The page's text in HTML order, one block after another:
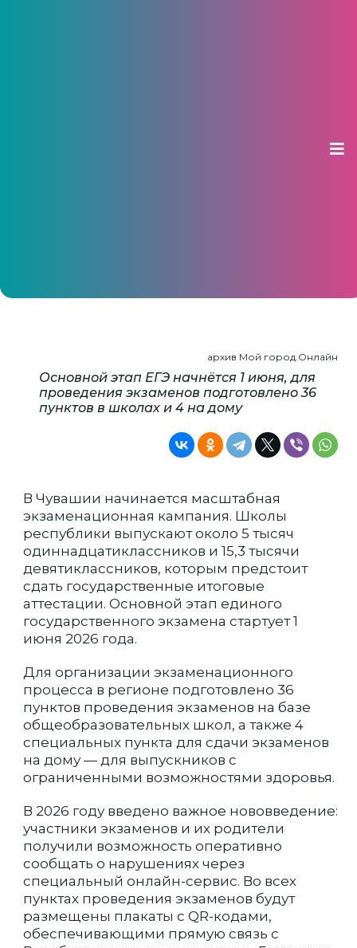
архив Мой город.Онлайн
Основной этап ЕГЭ начнётся 1 июня, для
проведения экзаменов подготовлено 36
пунктов в школах и 4 на дому
В Чувашии начинается масштабная
экзаменационная кампания. Школы
республики выпускают около 5 тысяч
одиннадцатиклассников и 15,3 тысячи
девятиклассников, которым предстоит
сдать государственные итоговые
аттестации. Основной этап единого
государственного экзамена стартует 1
июня 2026 года.
Для организации экзаменационного
процесса в регионе подготовлено 36
пунктов проведения экзаменов на базе
общеобразовательных школ, а также 4
специальных пункта для сдачи экзаменов
на дому — для выпускников с
ограниченными возможностями здоровья.
В 2026 году введено важное нововведение:
участники экзаменов и их родители
получили возможность оперативно
сообщать о нарушениях через
специальный онлайн-сервис. Во всех
пунктах проведения экзаменов будут
размещены плакаты с QR-кодами,
обеспечивающими прямую связь с